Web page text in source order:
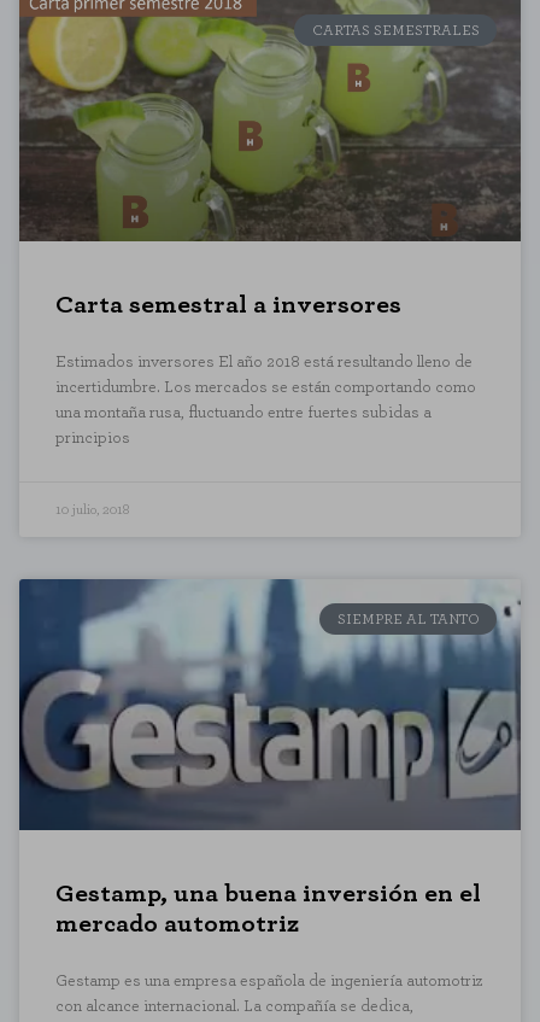
CARTAS SEMESTRALES
Carta semestral a inversores
Estimados inversores El año 2018 está resultando lleno de
incertidumbre. Los mercados se están comportando como
una montaña rusa, fluctuando entre fuertes subidas a
principios
10 julio, 2018
SIEMPRE AL TANTO
Gestamp, una buena inversión en el
mercado automotriz
Gestamp es una empresa española de ingeniería automotriz
con alcance internacional. La compañía se dedica,
identificación personal.
Cookies de rendimiento
Estas cookies nos permiten contar las visitas y fuentes de tráfico para
poder evaluar el rendimiento de nuestro sitio y mejorarlo. Nos ayudan a
saber qué páginas son las más o menos visitadas, y cómo los visitantes
navegan por el sitio. Toda la información que recogen estas cookies es
agregada y, por lo tanto, es anónima.
GUARDAR CONFIGURACIÓN